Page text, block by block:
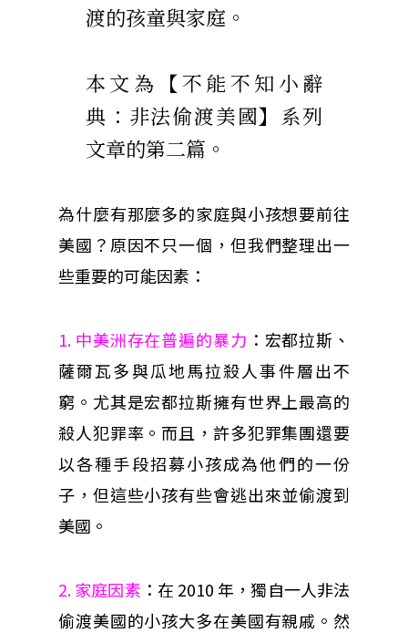
渡的孩童與家庭。
本文為【不能不知小辭
典：非法偷渡美國】系列
文章的第二篇。
為什麼有那麼多的家庭與小孩想要前往
美國？原因不只一個，但我們整理出一
些重要的可能因素：
1. 中美洲存在普遍的暴力 ：宏都拉斯、
薩爾瓦多與瓜地馬拉殺人事件層出不
窮。尤其是宏都拉斯擁有世界上最高的
殺人犯罪率。而且，許多犯罪集團還要
以各種手段招募小孩成為他們的一份
子，但這些小孩有些會逃出來並偷渡到
美國。
2. 家庭因素 ：在 2010 年，獨自一人非法
偷渡美國的小孩大多在美國有親戚。然